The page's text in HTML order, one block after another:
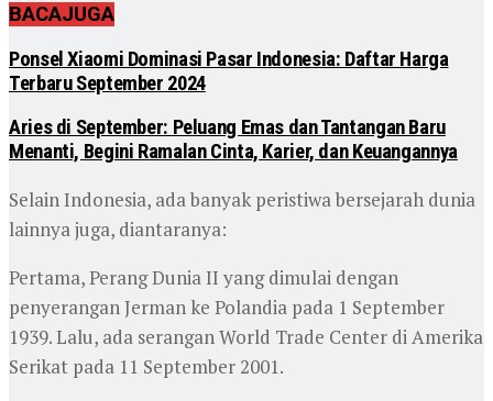
BACAJUGA
Ponsel Xiaomi Dominasi Pasar Indonesia: Daftar Harga
Terbaru September 2024
Aries di September: Peluang Emas dan Tantangan Baru
Menanti, Begini Ramalan Cinta, Karier, dan Keuangannya
Selain Indonesia, ada banyak peristiwa bersejarah dunia
lainnya juga, diantaranya:
Pertama, Perang Dunia II yang dimulai dengan
penyerangan Jerman ke Polandia pada 1 September
1939. Lalu, ada serangan World Trade Center di Amerika
Serikat pada 11 September 2001.